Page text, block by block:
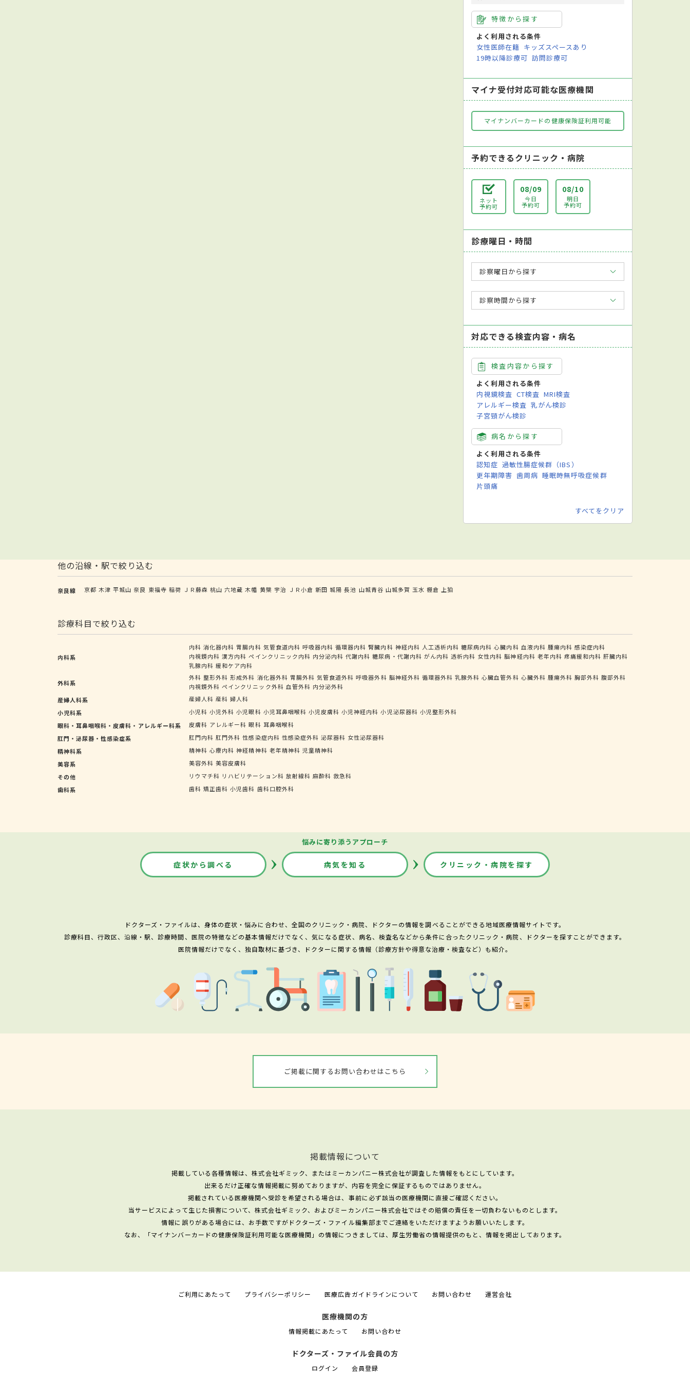
特徴から探す
よく利用される条件
女性医師在籍 キッズスペースあり
19時以降診療可 訪問診療可
マイナ受付対応可能な医療機関
マイナンバーカードの健康保険証利用可能
予約できるクリニック・病院
ネット
予約可
08/09
今日
予約可
08/10
明日
予約可
診療曜日・時間
診察曜日から探す
診察時間から探す
対応できる検査内容・病名
検査内容から探す
よく利用される条件
内視鏡検査 CT検査 MRI検査
アレルギー検査 乳がん検診
子宮頸がん検診
病名から探す
よく利用される条件
認知症 過敏性腸症候群（IBS）
更年期障害 歯周病 睡眠時無呼吸症候群
片頭痛
すべてをクリア
他の沿線・駅で絞り込む
奈良線 京都 木津 平城山 奈良 東福寺 稲荷 ＪＲ藤森 桃山 六地蔵 木幡 黄檗 宇治 ＪＲ小倉 新田 城陽 長池 山城青谷 山城多賀 玉水 棚倉 上狛
診療科目で絞り込む
内科系
内科 消化器内科 胃腸内科 気管食道内科 呼吸器内科 循環器内科 腎臓内科 神経内科 人工透析内科 糖尿病内科 心臓内科 血液内科 腫瘍内科 感染症内科
内視鏡内科 漢方内科 ペインクリニック内科 内分泌内科 代謝内科 糖尿病・代謝内科 がん内科 透析内科 女性内科 脳神経内科 老年内科 疼痛緩和内科 肝臓内科
乳腺内科 緩和ケア内科
外科系
外科 整形外科 形成外科 消化器外科 胃腸外科 気管食道外科 呼吸器外科 脳神経外科 循環器外科 乳腺外科 心臓血管外科 心臓外科 腫瘍外科 胸部外科 腹部外科
内視鏡外科 ペインクリニック外科 血管外科 内分泌外科
産婦人科系
産婦人科 産科 婦人科
小児科系
小児科 小児外科 小児眼科 小児耳鼻咽喉科 小児皮膚科 小児神経内科 小児泌尿器科 小児整形外科
眼科・耳鼻咽喉科・皮膚科・アレルギー科系
皮膚科 アレルギー科 眼科 耳鼻咽喉科
肛門・泌尿器・性感染症系
肛門内科 肛門外科 性感染症内科 性感染症外科 泌尿器科 女性泌尿器科
精神科系
精神科 心療内科 神経精神科 老年精神科 児童精神科
美容系
美容外科 美容皮膚科
その他
リウマチ科 リハビリテーション科 放射線科 麻酔科 救急科
歯科系
歯科 矯正歯科 小児歯科 歯科口腔外科
悩みに寄り添うアプローチ
症状から調べる 病気を知る クリニック・病院を探す
ドクターズ・ファイルは、身体の症状・悩みに合わせ、全国のクリニック・病院、ドクターの情報を調べることができる地域医療情報サイトです。
診療科目、行政区、沿線・駅、診療時間、医院の特徴などの基本情報だけでなく、気になる症状、病名、検査名などから条件に合ったクリニック・病院、ドクターを探すことができます。
医院情報だけでなく、独自取材に基づき、ドクターに関する情報（診療方針や得意な治療・検査など）も紹介。
ご掲載に関するお問い合わせはこちら
掲載情報について
掲載している各種情報は、株式会社ギミック、またはミーカンパニー株式会社が調査した情報をもとにしています。
出来るだけ正確な情報掲載に努めておりますが、内容を完全に保証するものではありません。
掲載されている医療機関へ受診を希望される場合は、事前に必ず該当の医療機関に直接ご確認ください。
当サービスによって生じた損害について、株式会社ギミック、およびミーカンパニー株式会社ではその賠償の責任を一切負わないものとします。
情報に誤りがある場合には、お手数ですがドクターズ・ファイル編集部までご連絡をいただけますようお願いいたします。
なお、「マイナンバーカードの健康保険証利用可能な医療機関」の情報につきましては、厚生労働省の情報提供のもと、情報を掲出しております。
ご利用にあたって プライバシーポリシー 医療広告ガイドラインについて お問い合わせ 運営会社
医療機関の方
情報掲載にあたって お問い合わせ
ドクターズ・ファイル会員の方
ログイン 会員登録